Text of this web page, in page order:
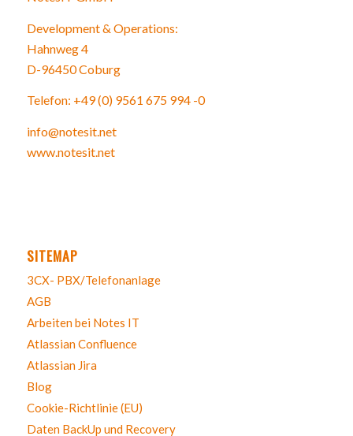
Development & Operations:
Hahnweg 4
D-96450 Coburg
Telefon: +49 (0) 9561 675 994 -0
info@notesit.net
www.notesit.net
SITEMAP
3CX- PBX/Telefonanlage
AGB
Arbeiten bei Notes IT
Atlassian Confluence
Atlassian Jira
Blog
Cookie-Richtlinie (EU)
Daten BackUp und Recovery